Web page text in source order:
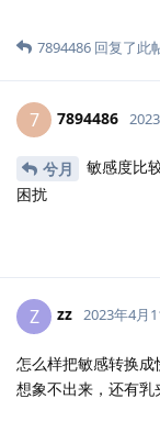
7894486 回复了此
7 7894486
兮月
敏感度比
困扰
Z zz 2023年4月
怎么样把敏感转换
想象不出来，还有乳